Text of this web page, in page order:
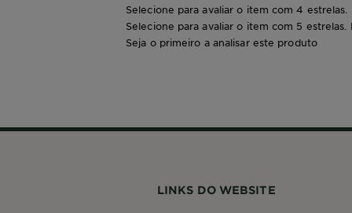
Selecione para avaliar o item com 4
Selecione para avaliar o item com 5
Seja o primeiro a analisar este produto
LINKS DO WEBSITE